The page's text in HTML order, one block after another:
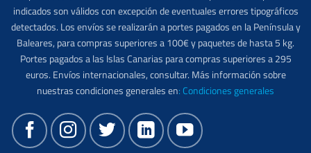
indicados son válidos con excepción de eventuales errores tipográficos
detectados. Los envíos se realizarán a portes pagados en la Península y
Baleares, para compras superiores a 100€ y paquetes de hasta 5 kg.
Portes pagados a las Islas Canarias para compras superiores a 295
euros. Envíos internacionales, consultar. Más información sobre
nuestras condiciones generales en: Condiciones generales